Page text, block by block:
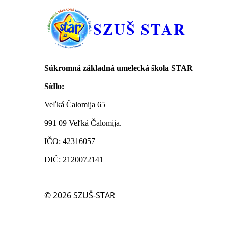
SZUŠ STAR
Súkromná základná umelecká škola STAR
Sídlo:
Veľká Čalomija 65
991 09 Veľká Čalomija.
IČO: 42316057
DIČ: 2120072141
© 2026SZUŠ-STAR